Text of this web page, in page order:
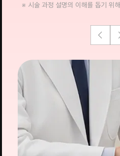
※ 시술 과정 설명의 이해를 돕기 위